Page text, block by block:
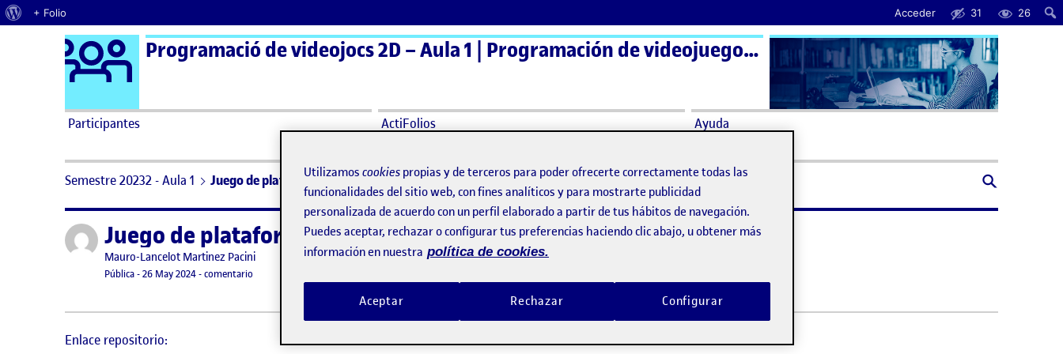
Acerca de WordPress
+ Folio Acceder 31 26
Saltar al contenido Logo Ágora Programació de videojocs 2D – Aula 1 | Programación de videojuegos 2D – Aula 1
Participantes ActiFolios Ayuda
Semestre 20232 - Aula 1 Juego de plataformas mejorado
Publicado porJuego de plataformas mejorado
Publicado por
Mauro-Lancelot Martinez Pacini
Visibilidad:
Pública-Fecha de publicación
26 May 202426 mayo, 2024 7:30 pm
-comentario
Enlace repositorio:
Utilizamos cookies propias y de terceros para poder ofrecerte correctamente todas las
funcionalidades del sitio web, con fines analíticos y para mostrarte publicidad
personalizada de acuerdo con un perfil elaborado a partir de tus hábitos de navegación.
Puedes aceptar, rechazar o configurar tus preferencias haciendo clic abajo, u obtener más
información en nuestra política de cookies.
Rechazar
Aceptar Configurar